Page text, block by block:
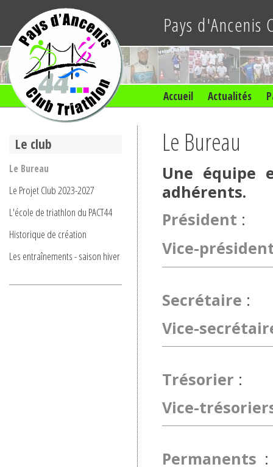
Pays
Accueil Actualités
Le club
Le Bureau
Le Projet Club 2023-2027
L'école de triathlon du PACT44
Historique de création
Les entraînements - saison hiver
Le Bureau
Une équipe
adhérents.
Président :
Vice-pré
Secrétaire :
Vice-
Trésorier :
Vice-
Permanents